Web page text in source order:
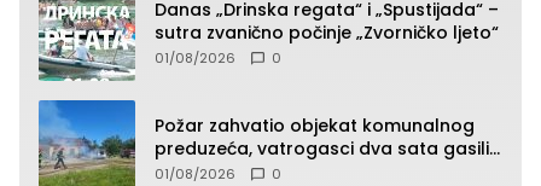
Danas „Drinska regata“ i „Spustijada“ –
sutra zvanično počinje „Zvorničko ljeto“
01/08/2026 0
Požar zahvatio objekat komunalnog
preduzeća, vatrogasci dva sata gasili
vatru (FOTO)
01/08/2026 0